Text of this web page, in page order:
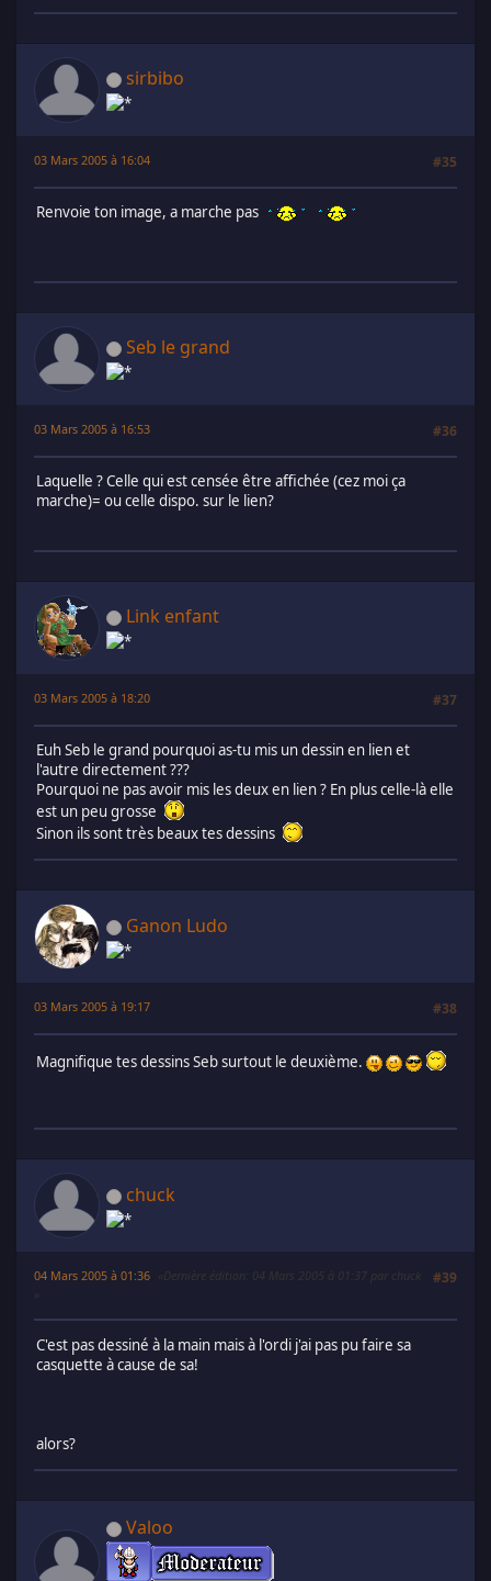
sirbibo
03 Mars 2005 à 16:04 #35
Renvoie ton image, a marche pas
Seb le grand
03 Mars 2005 à 16:53 #36
Laquelle ? Celle qui est censée être affichée (cez moi ça
marche)= ou celle dispo. sur le lien?
Link enfant
03 Mars 2005 à 18:20 #37
Euh Seb le grand pourquoi as-tu mis un dessin en lien et
l'autre directement ???
Pourquoi ne pas avoir mis les deux en lien ? En plus celle-là elle
est un peu grosse
Sinon ils sont très beaux tes dessins
Ganon Ludo
03 Mars 2005 à 19:17 #38
Magnifique tes dessins Seb surtout le deuxième.
chuck
04 Mars 2005 à 01:36 #39
Dernière édition : 04 Mars 2005 à 01:37 par chuck
C'est pas dessiné à la main mais à l'ordi j'ai pas pu faire sa
casquette à cause de sa!
alors?
Valoo